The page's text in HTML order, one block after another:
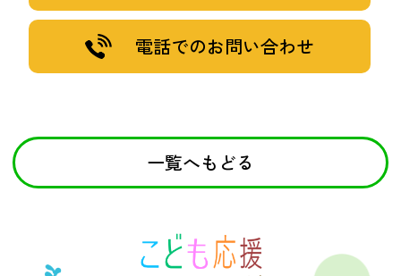
電話でのお問い合わせ
一覧へもどる